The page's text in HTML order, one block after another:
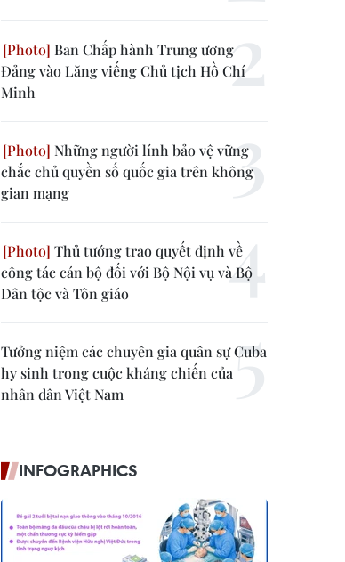
Ban Chấp hành Trung ương
Đảng vào Lăng viếng Chủ tịch Hồ Chí
Minh
Những người lính bảo vệ vững
chắc chủ quyền số quốc gia trên không
gian mạng
Thủ tướng trao quyết định về
công tác cán bộ đối với Bộ Nội vụ và Bộ
Dân tộc và Tôn giáo
Tưởng niệm các chuyên gia quân sự Cuba
hy sinh trong cuộc kháng chiến của
nhân dân Việt Nam
INFOGRAPHICS